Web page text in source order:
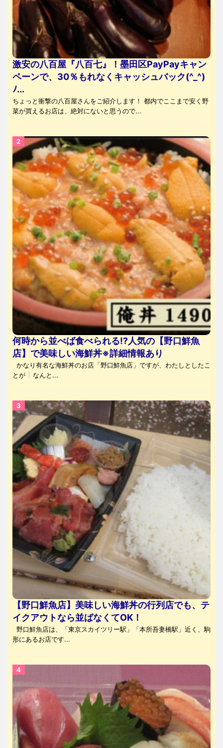
激安の八百屋『八百七』！墨田区PayPayキャン
ペーンで、30％もれなくキャッシュバック(^_^)
ﾉ...
ちょっと衝撃の八百屋さんをご紹介します！ 都内でここまで安く野
菜が買えるお店は、絶対にないと思うので...
何時から並べば食べられる⁉人気の【野口鮮魚
店】で美味しい海鮮丼※詳細情報あり
かなり有名な海鮮丼のお店「野口鮮魚店」ですが、わたしとしたこ
とが
なんと...
【野口鮮魚店】美味しい海鮮丼の行列店でも、テ
イクアウトなら並ばなくてOK！
野口鮮魚店は、「東京スカイツリー駅」「本所吾妻橋駅」近く、駒
形にあるお店です...